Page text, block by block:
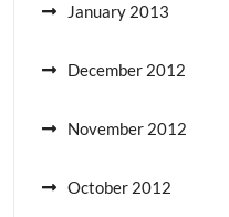
January 2013
December 2012
November 2012
October 2012